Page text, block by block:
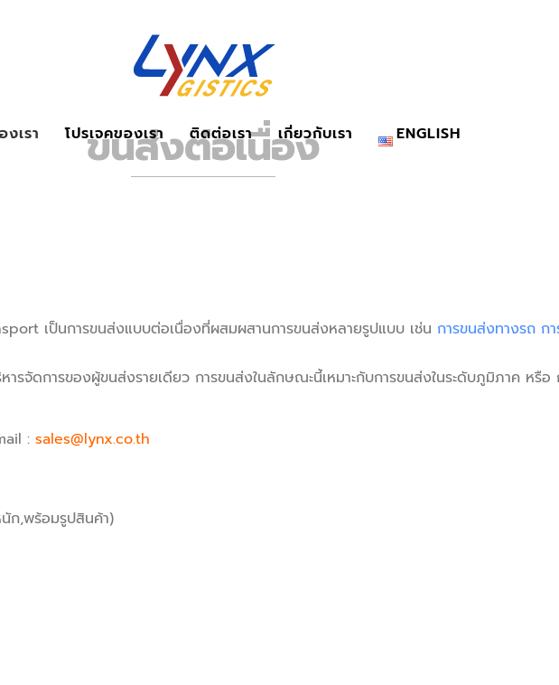
งเรา โปรเจคของเรา ติดต่อเรา เกี่ยวกับเรา ENGLISH
ขนส่งต่อเนื่อง
เป็นการขนส่งแบบต่อเนื่องที่ผสมผสานการขนส่งหลายรูปแบบ เช่น การขนส่งทางรถ ก
รจัดการของผู้ขนส่งรายเดียว การขนส่งในลักษณะนี้เหมาะกับการขนส่งในระดับภูมิภาค หรือ
: sales@lynx.co.th
ก,พร้อมรูปสินค้า)